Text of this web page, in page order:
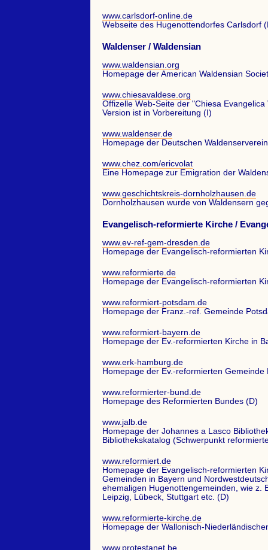
www.carlsdorf-online.de
Webseite des Hugenottendorfes Carlsdorf
Waldenser / Waldensian
www.waldensian.org
Homepage der American Waldensian
www.chiesavaldese.org
Offizelle Web-Seite der "Chiesa
Version ist in Vorbereitung (I)
www.waldenser.de
Homepage der Deutschen
www.chez.com/ericvolat
Eine Homepage zur Emigration der
www.geschichtskreis-dornholzhausen.de
Dornholzhausen wurde von Waldensern
Evangelisch-reformierte Kirche /
www.ev-ref-gem-dresden.de
Homepage der Evangelisch-reformierten
www.reformierte.de
Homepage der Evangelisch-reformierten
www.reformiert-potsdam.de
Homepage der Franz.-ref. Gemeinde
www.reformiert-bayern.de
Homepage der Ev.-reformierten Kirche in
www.erk-hamburg.de
Homepage der Ev.-reformierten Gemeinde
www.reformierter-bund.de
Homepage des Reformierten Bundes (D)
www.jalb.de
Homepage der Johannes a Lasco
Bibliothekskatalog (Schwerpunkt
www.reformiert.de
Homepage der Evangelisch-reformierten
Gemeinden in Bayern und
ehemaligen Hugenottengemeinden, wie z.
Leipzig, Lübeck, Stuttgart etc. (D)
www.reformierte-kirche.de
Homepage der Wallonisch-
www.protestanet.be